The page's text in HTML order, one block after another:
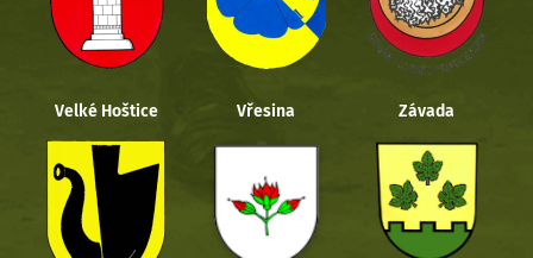
Velké Hoštice Vřesina Závada